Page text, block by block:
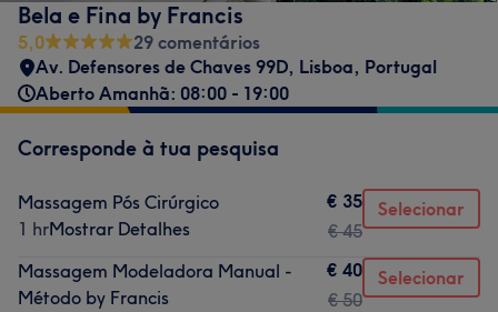
Bela e Fina by Francis
5,0
29 comentários
Av. Defensores de Chaves 99D, Lisboa, Portugal
Aberto Amanhã: 08:00 - 19:00
Corresponde à tua pesquisa
Massagem Pós Cirúrgico
1 hrMostrar Detalhes
€ 35
€ 45
Selecionar
Massagem Modeladora Manual -
Método by Francis
€ 40
€ 50
Selecionar